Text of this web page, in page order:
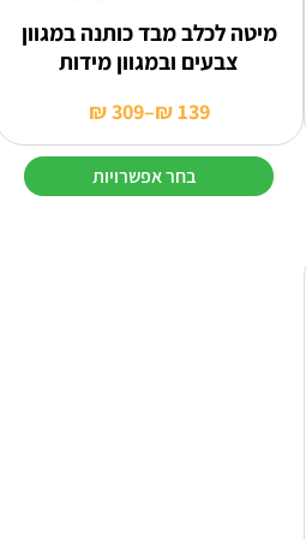
מיטה לכלב מבד כותנה במגוון
צבעים ובמגוון מידות
₪139
–
₪309
טווח
מחירים:
⁦₪ 139⁩
בחר אפשרויות